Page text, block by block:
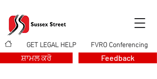
GET LEGAL HELP FVRO Conferencing
ਸ਼ਾਮਲ ਕਰੋ Feedback